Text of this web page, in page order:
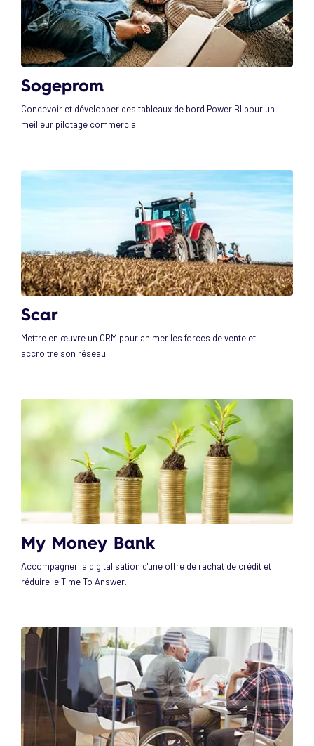
Sogeprom
Concevoir et développer des tableaux de bord Power BI pour un
meilleur pilotage commercial.
Scar
Mettre en œuvre un CRM pour animer les forces de vente et
accroitre son réseau.
My Money Bank
Accompagner la digitalisation d'une offre de rachat de crédit et
réduire le Time To Answer.